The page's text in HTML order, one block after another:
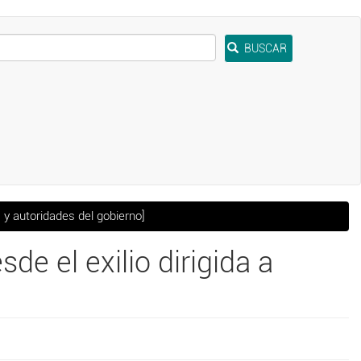
BUSCAR
autoridades del gobierno]
el exilio dirigida a